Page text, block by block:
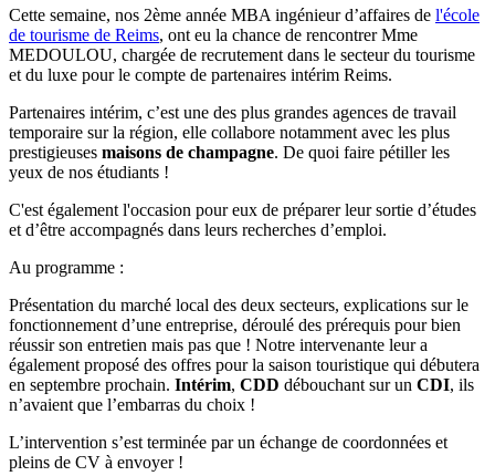
Cette semaine, nos 2ème année MBA ingénieur d’affaires de l'école
de tourisme de Reims, ont eu la chance de rencontrer Mme
MEDOULOU, chargée de recrutement dans le secteur du tourisme
et du luxe pour le compte de partenaires intérim Reims.
Partenaires intérim, c’est une des plus grandes agences de travail
temporaire sur la région, elle collabore notamment avec les plus
prestigieuses maisons de champagne. De quoi faire pétiller les
yeux de nos étudiants !
C'est également l'occasion pour eux de préparer leur sortie d’études
et d’être accompagnés dans leurs recherches d’emploi.
Au programme :
Présentation du marché local des deux secteurs, explications sur le
fonctionnement d’une entreprise, déroulé des prérequis pour bien
réussir son entretien mais pas que ! Notre intervenante leur a
également proposé des offres pour la saison touristique qui débutera
en septembre prochain. Intérim, CDD débouchant sur un CDI, ils
n’avaient que l’embarras du choix !
L’intervention s’est terminée par un échange de coordonnées et
pleins de CV à envoyer !